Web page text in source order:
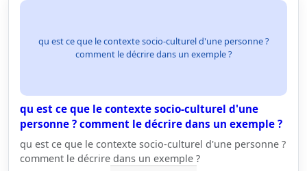
qu est ce que le contexte socio-culturel d'une personne ?
comment le décrire dans un exemple ?
qu est ce que le contexte socio-culturel d'une
personne ? comment le décrire dans un exemple ?
qu est ce que le contexte socio-culturel d'une personne ?
comment le décrire dans un exemple ?